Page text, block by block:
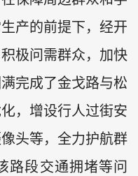
产的前提下，经开
极问需群众，加快
完成了金戈路与松
，增设行人过街安
头等，全力护航群
路段交通拥堵等问